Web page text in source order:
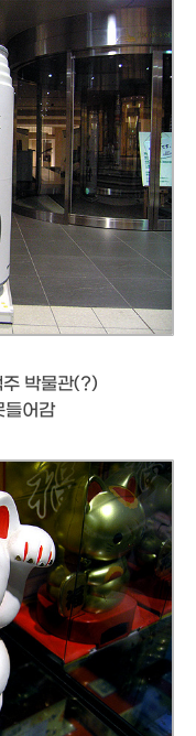
박물관(?)
들어감